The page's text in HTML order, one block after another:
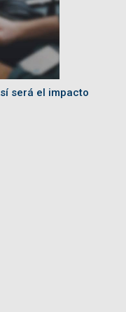
será el impacto